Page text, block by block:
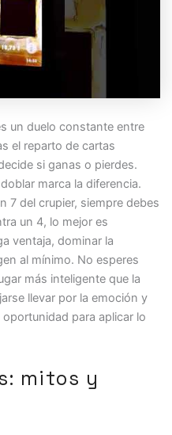
un duelo constante entre
el reparto de cartas
si ganas o pierdes.
marca la diferencia.
7 del crupier, siempre debes
un 4, lo mejor es
ventaja, dominar la
al mínimo. No esperes
más inteligente que la
llevar por la emoción y
para aplicar lo
mitos y